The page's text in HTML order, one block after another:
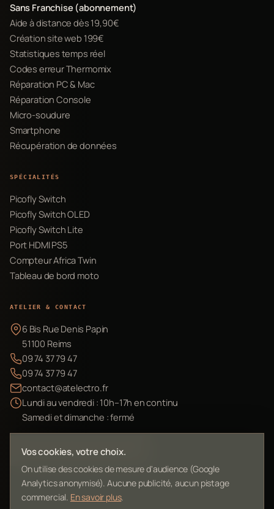
Sans Franchise (abonnement)
Aide à distance dès 19,90€
Création site web 199€
Statistiques temps réel
Codes erreur Thermomix
Réparation PC & Mac
Réparation Console
Micro-soudure
Smartphone
Récupération de données
SPÉCIALITÉS
Picofly Switch
Picofly Switch OLED
Picofly Switch Lite
Port HDMI PS5
Compteur Africa Twin
Tableau de bord moto
ATELIER & CONTACT
6 Bis Rue Denis Papin
51100 Reims
09 74 37 79 47
09 74 37 79 47
contact@atelectro.fr
Lundi au vendredi : 10h–17h en continu
Samedi et dimanche : fermé
Envoyer mon matériel
Vos cookies, votre choix.
On utilise des cookies de mesure d'audience (Google
Analytics anonymisé). Aucune publicité, aucun pistage
commercial. En savoir plus.